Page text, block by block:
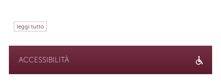
leggi tutto
ACCESSIBILITÀ